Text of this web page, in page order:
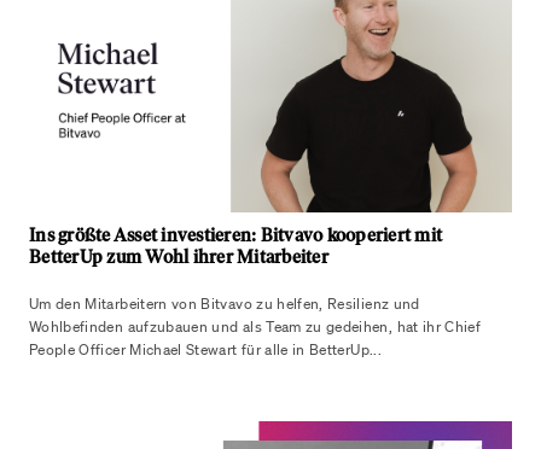
Ins größte Asset investieren: Bitvavo kooperiert mit
BetterUp zum Wohl ihrer Mitarbeiter
Um den Mitarbeitern von Bitvavo zu helfen, Resilienz und
Wohlbefinden aufzubauen und als Team zu gedeihen, hat ihr Chief
People Officer Michael Stewart für alle in BetterUp...